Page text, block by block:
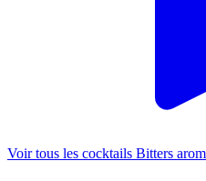
Voir tous les cocktails Bitters